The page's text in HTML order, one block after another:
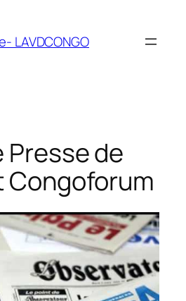
LAVDCONGO
Presse de
Congoforum